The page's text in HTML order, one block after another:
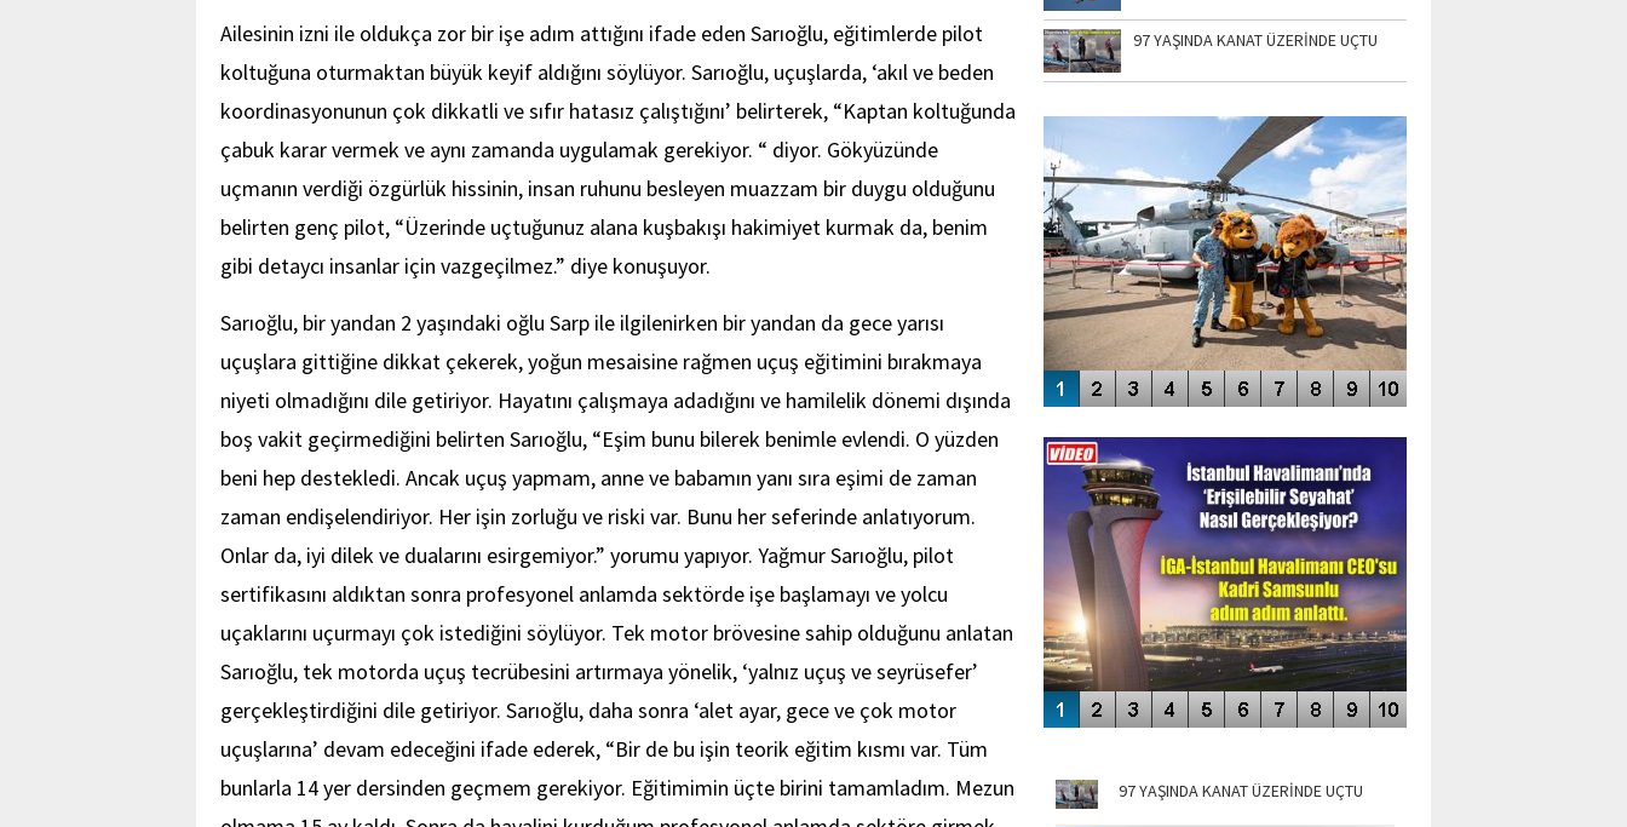
Ailesinin izni ile oldukça zor bir işe adım attığını ifade eden Sarıoğlu, eğitimlerde pilot
koltuğuna oturmaktan büyük keyif aldığını söylüyor. Sarıoğlu, uçuşlarda, ‘akıl ve beden
koordinasyonunun çok dikkatli ve sıfır hatasız çalıştığını’ belirterek, “Kaptan koltuğunda
çabuk karar vermek ve aynı zamanda uygulamak gerekiyor. “ diyor. Gökyüzünde
uçmanın verdiği özgürlük hissinin, insan ruhunu besleyen muazzam bir duygu olduğunu
belirten genç pilot, “Üzerinde uçtuğunuz alana kuşbakışı hakimiyet kurmak da, benim
gibi detaycı insanlar için vazgeçilmez.” diye konuşuyor.
Sarıoğlu, bir yandan 2 yaşındaki oğlu Sarp ile ilgilenirken bir yandan da gece yarısı
uçuşlara gittiğine dikkat çekerek, yoğun mesaisine rağmen uçuş eğitimini bırakmaya
niyeti olmadığını dile getiriyor. Hayatını çalışmaya adadığını ve hamilelik dönemi dışında
boş vakit geçirmediğini belirten Sarıoğlu, “Eşim bunu bilerek benimle evlendi. O yüzden
beni hep destekledi. Ancak uçuş yapmam, anne ve babamın yanı sıra eşimi de zaman
zaman endişelendiriyor. Her işin zorluğu ve riski var. Bunu her seferinde anlatıyorum.
Onlar da, iyi dilek ve dualarını esirgemiyor.” yorumu yapıyor. Yağmur Sarıoğlu, pilot
sertifikasını aldıktan sonra profesyonel anlamda sektörde işe başlamayı ve yolcu
uçaklarını uçurmayı çok istediğini söylüyor. Tek motor brövesine sahip olduğunu anlatan
Sarıoğlu, tek motorda uçuş tecrübesini artırmaya yönelik, ‘yalnız uçuş ve seyrüsefer’
gerçekleştirdiğini dile getiriyor. Sarıoğlu, daha sonra ‘alet ayar, gece ve çok motor
uçuşlarına’ devam edeceğini ifade ederek, “Bir de bu işin teorik eğitim kısmı var. Tüm
bunlarla 14 yer dersinden geçmem gerekiyor. Eğitimimin üçte birini tamamladım. Mezun
97 YAŞINDA KANAT ÜZERİNDE UÇTU
SİNGAPUR AIRSHOW-2020
ENGELLERİN AŞILDIĞI HAVALİMANI
97 YAŞINDA KANAT ÜZERİNDE UÇTU